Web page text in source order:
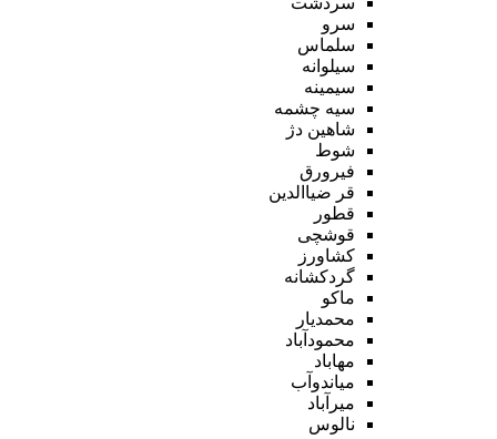
سرو
سلماس
سیلوانه
سیمینه
سیه چشمه
شاهین دژ
شوط
فیرورق
قر ضیاالدین
قطور
قوشچی
کشاورز
گردکشانه
ماکو
محمدیار
محمودآباد
مهاباد
میاندوآب
میرآباد
نالوس